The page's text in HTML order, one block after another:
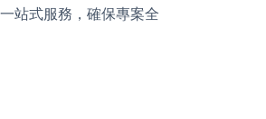
站式服務，確保專案全